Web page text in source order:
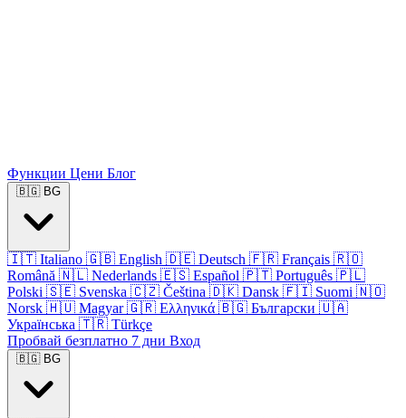
Функции Цени Блог
🇧🇬 BG
🇮🇹 Italiano 🇬🇧 English 🇩🇪 Deutsch 🇫🇷 Français 🇷🇴
Română 🇳🇱 Nederlands 🇪🇸 Español 🇵🇹 Português 🇵🇱
Polski 🇸🇪 Svenska 🇨🇿 Čeština 🇩🇰 Dansk 🇫🇮 Suomi 🇳🇴
Norsk 🇭🇺 Magyar 🇬🇷 Ελληνικά 🇧🇬 Български 🇺🇦
Українська 🇹🇷 Türkçe
Пробвай безплатно 7 дни Вход
🇧🇬 BG